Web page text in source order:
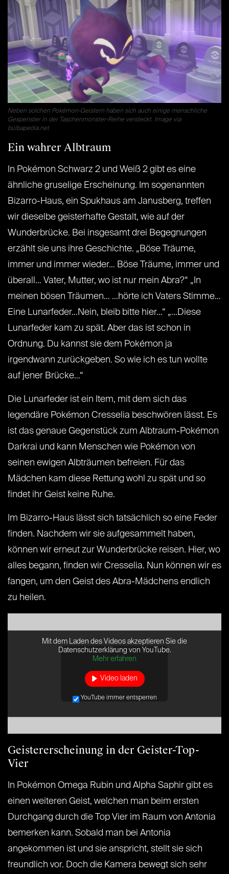
Neben solchen Pokémon-Geistern haben sich auch einige menschliche
Gespenster in der Taschenmonster-Reihe versteckt. Image via
bulbapedia.net
Ein wahrer Albtraum
In Pokémon Schwarz 2 und Weiß 2 gibt es eine
ähnliche gruselige Erscheinung. Im sogenannten
Bizarro-Haus, ein Spukhaus am Janusberg, treffen
wir dieselbe geisterhafte Gestalt, wie auf der
Wunderbrücke. Bei insgesamt drei Begegnungen
erzählt sie uns ihre Geschichte. „Böse Träume,
immer und immer wieder… Böse Träume, immer und
überall… Vater, Mutter, wo ist nur mein Abra?“ „In
meinen bösen Träumen… …hörte ich Vaters Stimme…
Eine Lunarfeder…Nein, bleib bitte hier…“ „…Diese
Lunarfeder kam zu spät. Aber das ist schon in
Ordnung. Du kannst sie dem Pokémon ja
irgendwann zurückgeben. So wie ich es tun wollte
auf jener Brücke…“
Die Lunarfeder ist ein Item, mit dem sich das
legendäre Pokémon Cresselia beschwören lässt. Es
ist das genaue Gegenstück zum Albtraum-Pokémon
Darkrai und kann Menschen wie Pokémon von
seinen ewigen Albträumen befreien. Für das
Mädchen kam diese Rettung wohl zu spät und so
findet ihr Geist keine Ruhe.
Im Bizarro-Haus lässt sich tatsächlich so eine Feder
finden. Nachdem wir sie aufgesammelt haben,
können wir erneut zur Wunderbrücke reisen. Hier, wo
alles begann, finden wir Cresselia. Nun können wir es
fangen, um den Geist des Abra-Mädchens endlich
zu heilen.
Mit dem Laden des Videos akzeptieren Sie die
Datenschutzerklärung von YouTube.
Mehr erfahren
Video laden
YouTube immer entsperren
Geistererscheinung in der Geister-Top-
Vier
In Pokémon Omega Rubin und Alpha Saphir gibt es
einen weiteren Geist, welchen man beim ersten
Durchgang durch die Top Vier im Raum von Antonia
bemerken kann. Sobald man bei Antonia
angekommen ist und sie anspricht, stellt sie sich
freundlich vor. Doch die Kamera bewegt sich sehr